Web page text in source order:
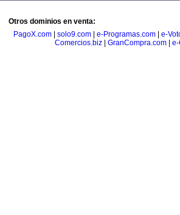
Otros dominios en venta:
PagoX.com
solo9.com e-Programas.com
e-
Comercios.biz| GranCompra.com| e-